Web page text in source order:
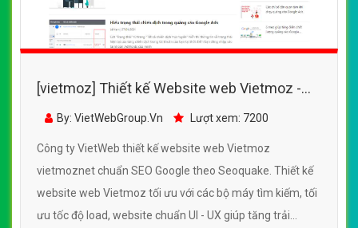
[vietmoz] Thiết kế Website web Vietmoz -
vietmoznet
By: VietWebGroup.Vn Lượt xem: 7200
Công ty VietWeb thiết kế website web Vietmoz
vietmoznet chuẩn SEO Google theo Seoquake. Thiết kế
website web Vietmoz tối ưu với các bộ máy tìm kiếm, tối
ưu tốc độ load, website chuẩn UI - UX giúp tăng trải